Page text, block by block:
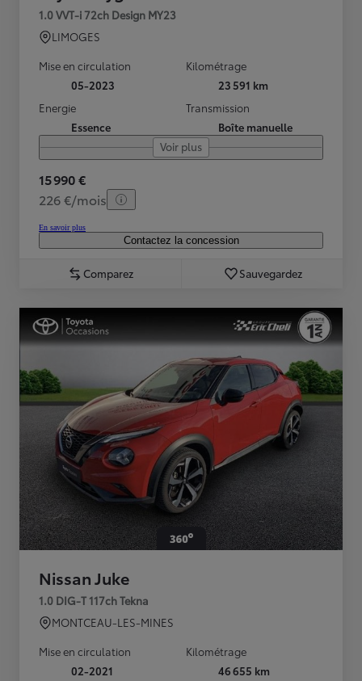
1.0 VVT-i 72ch Design MY23
LIMOGES
Mise en circulation
05-2023
Kilométrage
23 591 km
Energie
Essence
Transmission
Boîte manuelle
Voir plus
15 990 €
226 €/mois
En savoir plus
Contactez la concession
Comparez Sauvegardez
Nissan Juke
1.0 DIG-T 117ch Tekna
MONTCEAU-LES-MINES
Mise en circulation
02-2021
Kilométrage
46 655 km